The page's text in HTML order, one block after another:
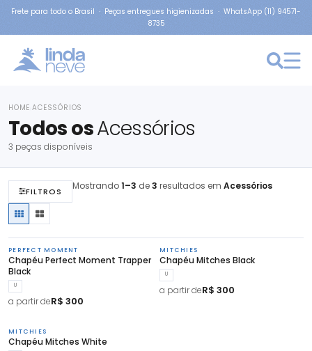
Frete para todo o Brasil · Peças entregues higienizadas · WhatsApp (11) 94571-
8735
HOME ›ACESSÓRIOS
Todos osAcessórios
3 peças disponíveis
FILTROS Mostrando1–3 de3 resultados em Acessórios
PERFECT MOMENT
Chapéu Perfect Moment Trapper
Black
U
a partir deR$ 300
MITCHIES
Chapéu Mitches Black
U
a partir deR$ 300
MITCHIES
Chapéu Mitches White